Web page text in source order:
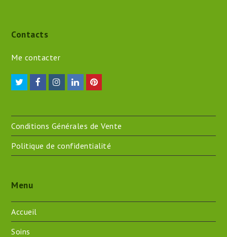
Contacts
Me contacter
TwitterFacebookInstagram
LinkedInPinterest
Conditions Générales de Vente
Politique de confidentialité
Menu
Accueil
Soins